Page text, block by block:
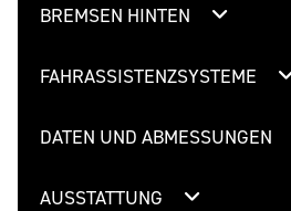
BREMSEN HINTEN
FAHRASSISTENZSYSTEME
DATEN UND ABMESSUNGEN
AUSSTATTUNG